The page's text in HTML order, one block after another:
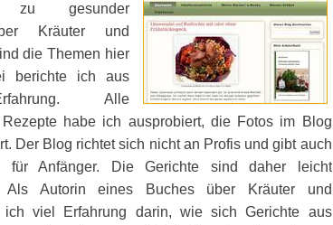
zu gesunder
Kräuter und
die Themen hier
berichte ich aus
Alle
Rezepte habe ich ausprobiert, die Fotos im Blog
Der Blog richtet sich nicht an Profis und gibt auch
für Anfänger. Die Gerichte sind daher leicht
Als Autorin eines Buches über Kräuter und
ich viel Erfahrung darin, wie sich Gerichte aus